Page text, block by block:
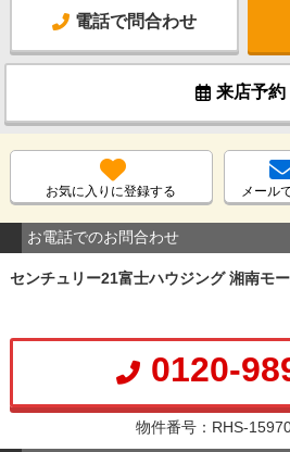
電話で問合わせ
来店予約
お気に入りに登録する メール
お電話でのお問合わせ
センチュリー21富士ハウジング 湘南モ
0120-
物件番号：RHS-